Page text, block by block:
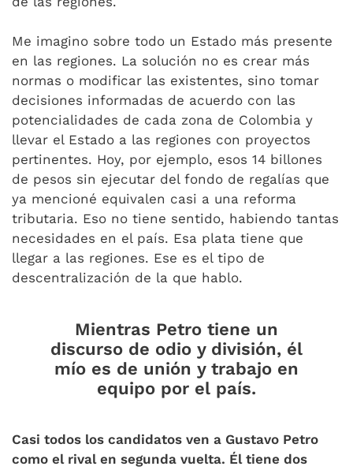
Me imagino sobre todo un Estado más presente
en las regiones. La solución no es crear más
normas o modificar las existentes, sino tomar
decisiones informadas de acuerdo con las
potencialidades de cada zona de Colombia y
llevar el Estado a las regiones con proyectos
pertinentes. Hoy, por ejemplo, esos 14 billones
de pesos sin ejecutar del fondo de regalías que
ya mencioné equivalen casi a una reforma
tributaria. Eso no tiene sentido, habiendo tantas
necesidades en el país. Esa plata tiene que
llegar a las regiones. Ese es el tipo de
descentralización de la que hablo.
Mientras Petro tiene un
discurso de odio y división, él
mío es de unión y trabajo en
equipo por el país.
Casi todos los candidatos ven a Gustavo Petro
como el rival en segunda vuelta. Él tiene dos